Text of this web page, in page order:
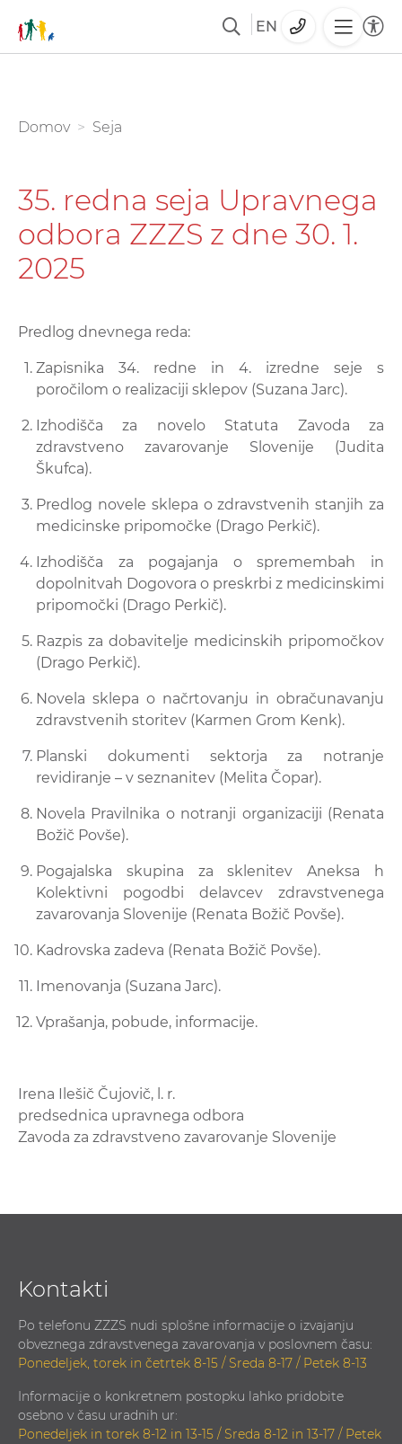
glavno
EN
You are here:
Domov Seja
35. redna seja Upravnega
odbora ZZZS z dne 30. 1.
2025
Predlog dnevnega reda:
Zapisnika 34. redne in 4. izredne seje s
poročilom o realizaciji sklepov (Suzana Jarc).
Izhodišča za novelo Statuta Zavoda za
zdravstveno zavarovanje Slovenije (Judita
Škufca).
Predlog novele sklepa o zdravstvenih stanjih za
medicinske pripomočke (Drago Perkič).
Izhodišča za pogajanja o spremembah in
dopolnitvah Dogovora o preskrbi z medicinskimi
pripomočki (Drago Perkič).
Razpis za dobavitelje medicinskih pripomočkov
(Drago Perkič).
Novela sklepa o načrtovanju in obračunavanju
zdravstvenih storitev (Karmen Grom Kenk).
Planski dokumenti sektorja za notranje
revidiranje – v seznanitev (Melita Čopar).
Novela Pravilnika o notranji organizaciji (Renata
Božič Povše).
Pogajalska skupina za sklenitev Aneksa h
Kolektivni pogodbi delavcev zdravstvenega
zavarovanja Slovenije (Renata Božič Povše).
Kadrovska zadeva (Renata Božič Povše).
Imenovanja (Suzana Jarc).
Vprašanja, pobude, informacije.
Irena Ilešič Čujovič, l. r.
predsednica upravnega odbora
Zavoda za zdravstveno zavarovanje Slovenije
Kontakti
Po telefonu ZZZS nudi splošne informacije o izvajanju
obveznega zdravstvenega zavarovanja v poslovnem času:
Ponedeljek, torek in četrtek 8-15 / Sreda 8-17 / Petek 8-13
Informacije o konkretnem postopku lahko pridobite
osebno v času uradnih ur:
Ponedeljek in torek 8-12 in 13-15 / Sreda 8-12 in 13-17 / Petek